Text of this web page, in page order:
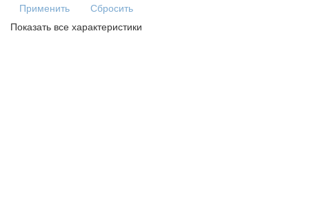
Применить
Сбросить
Показать все характеристики